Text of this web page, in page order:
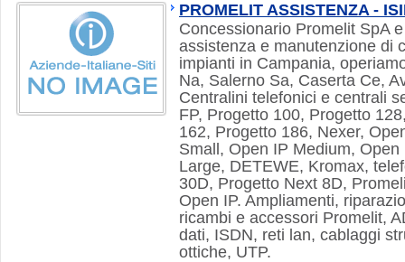
PROMELIT ASSISTENZA -
Concessionario Promelit SpA
assistenza e manutenzione di
impianti in Campania,
Na, Salerno Sa, Caserta Ce,
Centralini telefonici e centrali
FP, Progetto 100, Progetto
162, Progetto 186, Nexer,
Small, Open IP Medium,
Large, DETEWE, Kromax,
30D, Progetto Next 8D,
Open IP. Ampliamenti,
ricambi e accessori Promelit,
dati, ISDN, reti lan, cablaggi
ottiche, UTP.